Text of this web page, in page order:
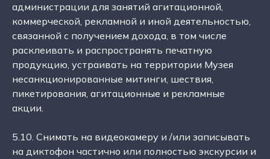
администрации для занятий агитационной,
коммерческой, рекламной и иной деятельностью,
связанной с получением дохода, в том числе
расклеивать и распространять печатную
продукцию, устраивать на территории Музея
несанкционированные митинги, шествия,
пикетирования, агитационные и рекламные
акции.
5.10. Снимать на видеокамеру и /или записывать
на диктофон частично или полностью экскурсии и